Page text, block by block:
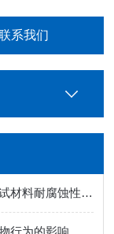
系我们
交变循环盐雾腐蚀试验箱是一种用于测试材料耐腐蚀性能的实验设备
行为的影响